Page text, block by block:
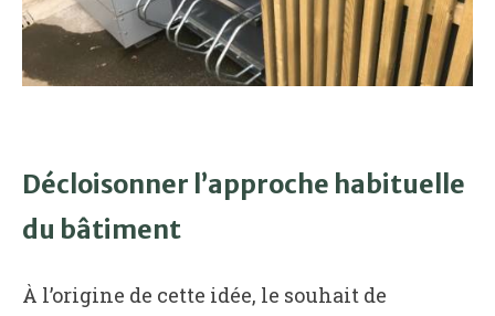
Décloisonner l’approche habituelle
du bâtiment
À l’origine de cette idée, le souhait de